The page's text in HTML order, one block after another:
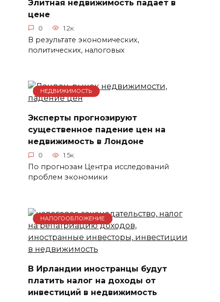
Элитная недвижимость падает в
цене
0 1.2к.
В результате экономических,
политических, налоговых
НЕДВИЖИМОСТЬ
Эксперты прогнозируют
существенное падение цен на
недвижимость в Лондоне
0 1.5к.
По прогнозам Центра исследований
проблем экономики
НАЛОГООБЛОЖЕНИЕ
В Ирландии иностранцы будут
платить налог на доходы от
инвестиций в недвижимость